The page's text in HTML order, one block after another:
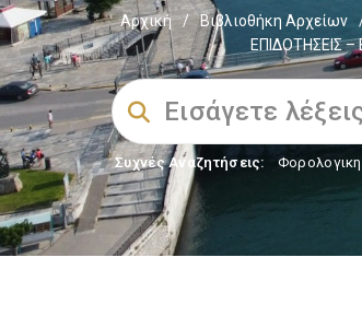
Αρχική / Βιβλιοθήκη Αρχείων
ΕΠΙΔΟΤΗΣΕΙΣ
Συχνές Αναζητήσεις: